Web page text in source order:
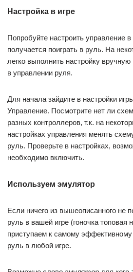
Настройка в игре
Попробуйте настроить управление в
получается поиграть в руль. На
легко выполнить настройку вручную
в управлении руля.
Для начала зайдите в настройки
Управление. Посмотрите нет ли
разных контроллеров, т.к. на
настройках управления менять
руль. Проверьте в настройках,
необходимо включить.
Используем эмулятор
Если ничего из вышеописанного не
руль в вашей игре (гоночка топовая
приступаем к самому
руль в любой игре.